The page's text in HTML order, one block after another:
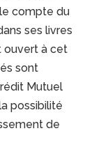
compte du
ses livres
ouvert à cet
sont
Mutuel
possibilité
de